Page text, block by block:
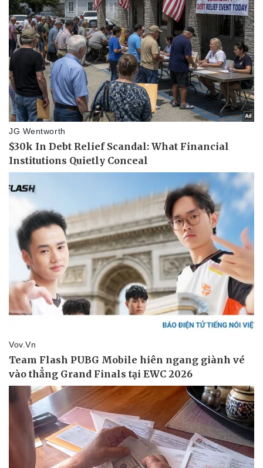
Thể thao
Bóng đá
Lịch thi đấu bóng đá
Thế giới thể thao
eSports
Hậu trường
Ô tô - Xe máy
Ô tô
Xe máy
Tư vấn